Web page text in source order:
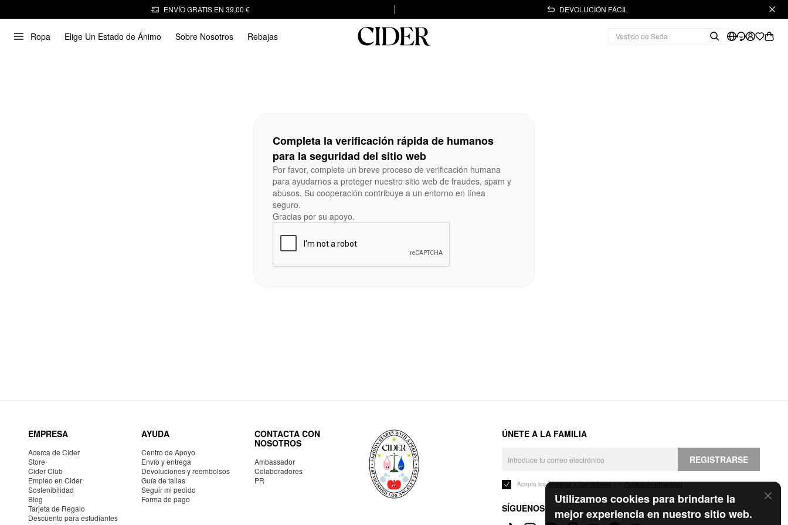
ENVÍO GRATIS EN 39,00 € DEVOLUCIÓN FÁCIL
Ropa Elige Un Estado de Ánimo Sobre Nosotros Rebajas
Utilizamos cookies para brindarte la
mejor experiencia en nuestro sitio web.
Completa la verificación rápida de humanos
para la seguridad del sitio web
Por favor, complete un breve proceso de verificación humana
para ayudarnos a proteger nuestro sitio web de fraudes, spam y
abusos. Su cooperación contribuye a un entorno en línea
seguro.
Gracias por su apoyo.
EMPRESA
Acerca de Cider
Store
Cider Club
Empleo en Cider
Sostenibilidad
Blog
Tarjeta de Regalo
Descuento para estudiantes
AYUDA
Centro de Apoyo
Envío y entrega
Devoluciones y reembolsos
Guía de tallas
Seguir mi pedido
Forma de pago
CONTACTA CON
NOSOTROS
Ambassador
Colaboradores
PR
ÚNETE A LA FAMILIA
REGISTRARSE
Acepto losTérminos y Condicionesy laPolítica de privacidad.
SÍGUENOS